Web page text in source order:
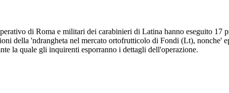
di Roma e militari dei carabinieri di Latina hanno eseguito 17
della 'ndrangheta nel mercato ortofrutticolo di Fondi (Lt), nonche'
la quale gli inquirenti esporranno i dettagli dell'operazione.